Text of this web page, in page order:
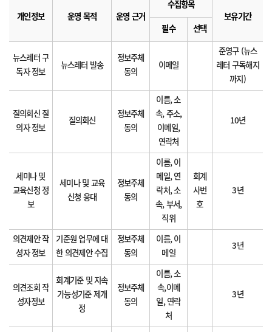
개인정보 운영 목적 운영 근거
수집항목
보유기간
필수
선택
뉴스레터 구
독자 정보
뉴스레터 발송
정보주체
동의
이메일
준영구 (뉴스
레터 구독해지
까지)
질의회신 질
의자 정보
질의회신
정보주체
동의
이름, 소
속, 주소,
이메일,
연락처
10년
세미나 및
교육신청 정
보
세미나 및 교육
신청 응대
정보주체
동의
이름, 이
메일, 연
락처, 소
속, 부서,
직위
회계
사번
호
3년
의견제안 작
성자 정보
기준원 업무에 대
한 의견제안 수집
정보주체
동의
이름, 이
메일
3년
의견조회 작
성자정보
회계기준 및 지속
가능성기준 제개
정
정보주체
동의
이름, 소
속,이메
일, 연락
처
3년